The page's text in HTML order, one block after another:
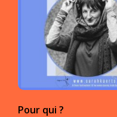
Pour qui ?